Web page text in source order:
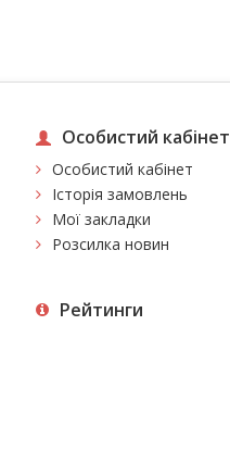
Особистий кабінет
Особистий кабінет
Історія замовлень
Мої закладки
Розсилка новин
Рейтинги